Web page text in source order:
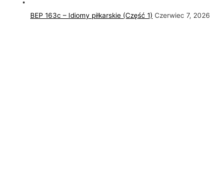
BEP 163c – Idiomy piłkarskie (Część 1) Czerwiec 7, 2026